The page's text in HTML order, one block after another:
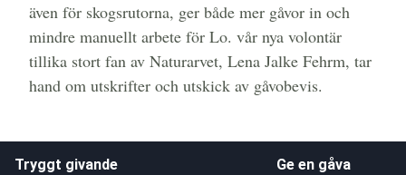
även för skogsrutorna, ger både mer gåvor in och
mindre manuellt arbete för Lo. vår nya volontär
tillika stort fan av Naturarvet, Lena Jalke Fehrm, tar
hand om utskrifter och utskick av gåvobevis.
Tryggt givande Ge en gåva